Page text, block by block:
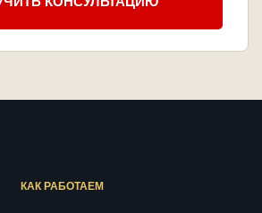
КАК РАБОТАЕМ